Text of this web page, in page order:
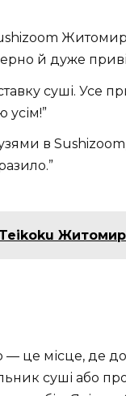
Житомир
й дуже
суші. Усе
в
місце, де до
суші або